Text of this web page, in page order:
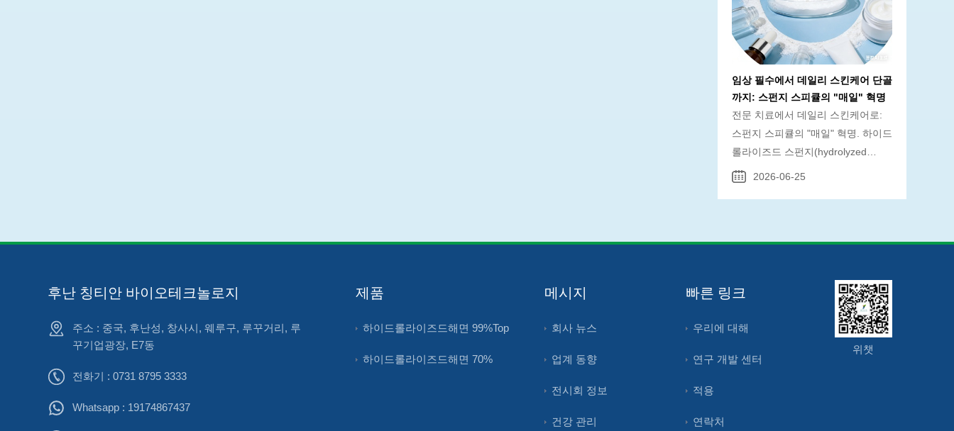
임상 필수에서 데일리 스킨케어 단골
까지: 스펀지 스피큘의 "매일" 혁명
전문 치료에서 데일리 스킨케어로:
스펀지 스피큘의 "매일" 혁명. 하이드
롤라이즈드 스펀지(hydrolyzed
sponge)가 어떻게 안전한 침투 촉진
2026-06-25
후난 칭티안 바이오테크놀로지
주소 : 중국, 후난성, 창사시, 웨루구, 루꾸거리, 루
꾸기업광장, E7동
전화기 : 0731 8795 3333
Whatsapp : 19174867437
제품
하이드롤라이즈드해면 99%Top
하이드롤라이즈드해면 70%
메시지
회사 뉴스
업계 동향
전시회 정보
건강 관리
빠른 링크
우리에 대해
연구 개발 센터
적용
연락처
위챗